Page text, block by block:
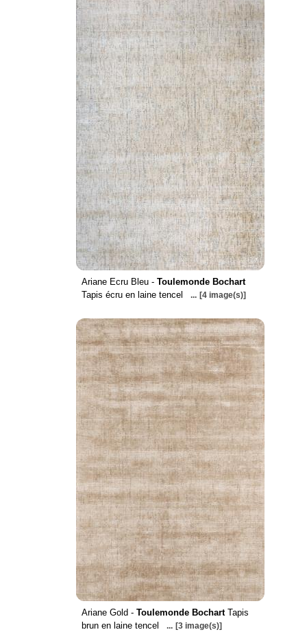
Ariane Ecru Bleu - Toulemonde Bochart
Tapis écru en laine tencel
... [4 image(s)]
Ariane Gold - Toulemonde BochartTapis
brun en laine tencel
... [3 image(s)]